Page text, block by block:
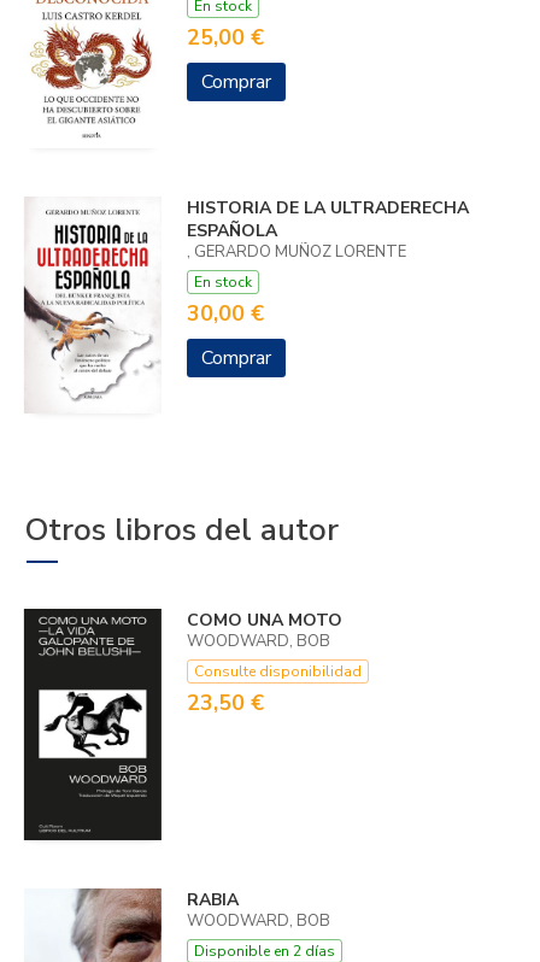
En stock
25,00 €
Comprar
HISTORIA DE LA ULTRADERECHA
ESPAÑOLA
, GERARDO MUÑOZ LORENTE
En stock
30,00 €
Comprar
Otros libros del autor
COMO UNA MOTO
WOODWARD, BOB
Consulte disponibilidad
23,50 €
RABIA
WOODWARD, BOB
Disponible en 2 días